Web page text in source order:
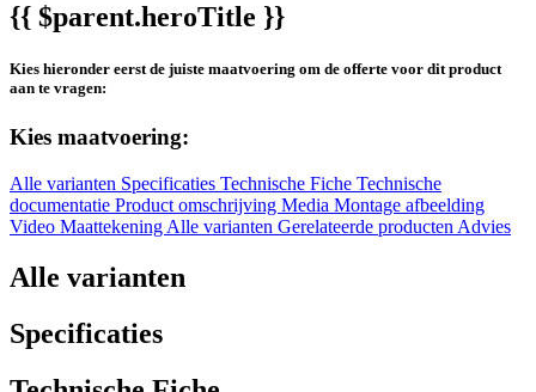
{{ $parent.heroTitle }}
Kies hieronder eerst de juiste maatvoering om de offerte voor dit product
aan te vragen:
Kies maatvoering:
Alle varianten Specificaties Technische Fiche Technische
documentatie Product omschrijving Media Montage afbeelding
Video Maattekening Alle varianten Gerelateerde producten Advies
Alle varianten
Specificaties